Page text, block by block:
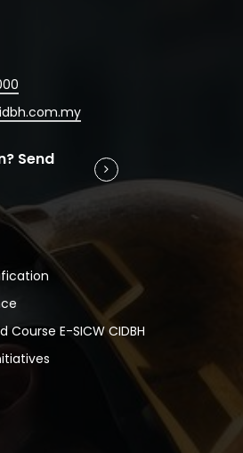
Send
Course E-SICW CIDBH